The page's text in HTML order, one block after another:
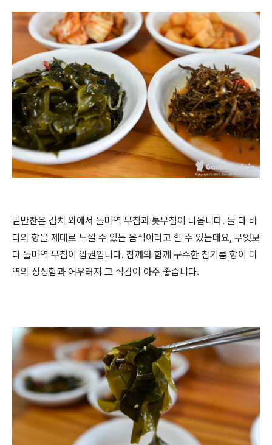
밑반찬은 김치 외에서 돌미역 무침과 톳무침이 나옵니다. 둘 다 바
다의 향을 제대로 느낄 수 있는 음식이라고 할 수 있는데요, 무엇보
다 돌미역 무침이 압권입니다. 참깨와 함께 구수한 참기름 향이 미
역의 싱싱함과 어우러져 그 식감이 아주 좋습니다.